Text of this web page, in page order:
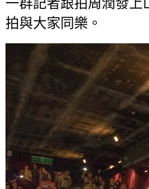
一群記者跟拍周潤發上
拍與大家同樂。